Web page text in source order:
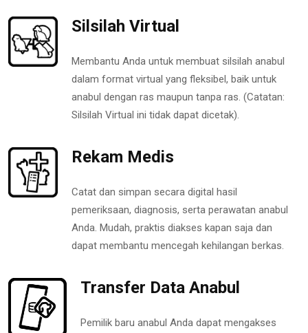
Silsilah Virtual
Membantu Anda untuk membuat silsilah anabul
dalam format virtual yang fleksibel, baik untuk
anabul dengan ras maupun tanpa ras. (Catatan:
Silsilah Virtual ini tidak dapat dicetak).
Rekam Medis
Catat dan simpan secara digital hasil
pemeriksaan, diagnosis, serta perawatan anabul
Anda. Mudah, praktis diakses kapan saja dan
dapat membantu mencegah kehilangan berkas.
Transfer Data Anabul
Pemilik baru anabul Anda dapat mengakses